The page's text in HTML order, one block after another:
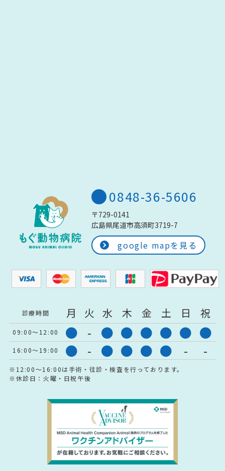
0848-36-5606
〒729-0141
広島県尾道市高須町3719-7
google mapを見る
診療時間 月 火 水 木 金 土 日 祝
09:00～12:00 ● - ● ● ● ● ● ●
16:00～19:00 ● - ● ● ● ● - -
※12:00～16:00は手術・往診・検査を行っております。
※休診日：火曜・日祝午後